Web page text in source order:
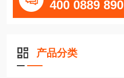
400 0889 890
产品分类